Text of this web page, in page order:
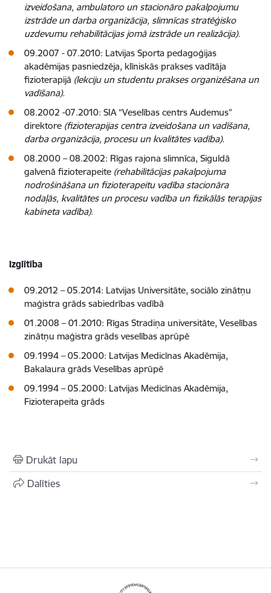
izveidošana, ambulatoro un stacionāro pakalpojumu
izstrāde un darba organizācija, slimnīcas stratēģisko
uzdevumu rehabilitācijas jomā izstrāde un realizācija).
09.2007 - 07.2010: Latvijas Sporta pedagoģijas
akadēmijas pasniedzēja, klīniskās prakses vadītāja
fizioterapijā (lekciju un studentu prakses organizēšana un
vadīšana).
08.2002 -07.2010: SIA “Veselības centrs Audemus”
direktore (fizioterapijas centra izveidošana un vadīšana,
darba organizācija, procesu un kvalitātes vadība).
08.2000 – 08.2002: Rīgas rajona slimnīca, Siguldā
galvenā fizioterapeite (rehabilitācijas pakalpojuma
nodrošināšana un fizioterapeitu vadība stacionāra
nodaļās, kvalitātes un procesu vadība un fizikālās terapijas
kabineta vadība).
Izglītība
09.2012 – 05.2014: Latvijas Universitāte, sociālo zinātņu
maģistra grāds sabiedrības vadībā
01.2008 – 01.2010: Rīgas Stradiņa universitāte, Veselības
zinātņu maģistra grāds veselības aprūpē
09.1994 – 05.2000: Latvijas Medicīnas Akadēmija,
Bakalaura grāds Veselības aprūpē
09.1994 – 05.2000: Latvijas Medicīnas Akadēmija,
Fizioterapeita grāds
Drukāt lapu
Dalīties